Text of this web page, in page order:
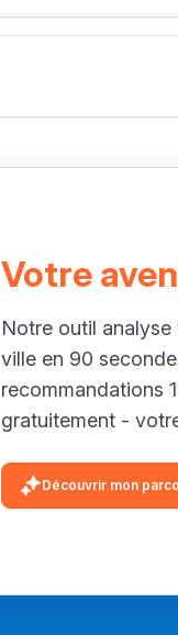
Votre
Notre outil
ville en 90
recommandations
gratuitement -
Découvrir mon